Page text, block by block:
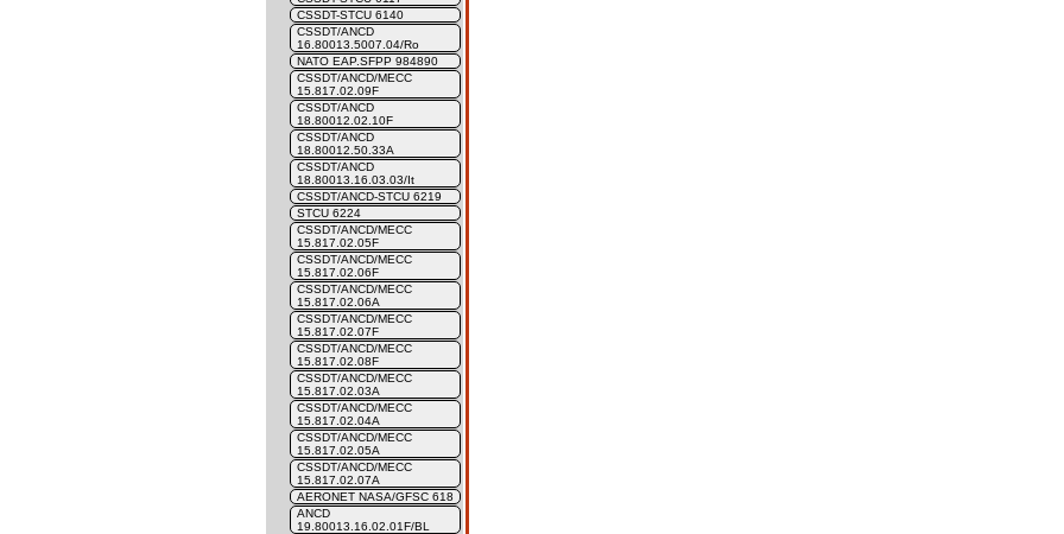
CSSDT-STCU 6140
CSSDT/ANCD
16.80013.5007.04/Ro
NATO EAP.SFPP 984890
CSSDT/ANCD/MECC
15.817.02.09F
CSSDT/ANCD
18.80012.02.10F
CSSDT/ANCD
18.80012.50.33A
CSSDT/ANCD
18.80013.16.03.03/It
CSSDT/ANCD-STCU 6219
STCU 6224
CSSDT/ANCD/MECC
15.817.02.05F
CSSDT/ANCD/MECC
15.817.02.06F
CSSDT/ANCD/MECC
15.817.02.06A
CSSDT/ANCD/MECC
15.817.02.07F
CSSDT/ANCD/MECC
15.817.02.08F
CSSDT/ANCD/MECC
15.817.02.03A
CSSDT/ANCD/MECC
15.817.02.04A
CSSDT/ANCD/MECC
15.817.02.05A
CSSDT/ANCD/MECC
15.817.02.07A
AERONET NASA/GFSC 618
ANCD
19.80013.16.02.01F/BL